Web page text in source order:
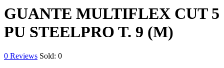
GUANTE MULTIFLEX CUT 5
PU STEELPRO T. 9 (M)
0 Reviews Sold: 0